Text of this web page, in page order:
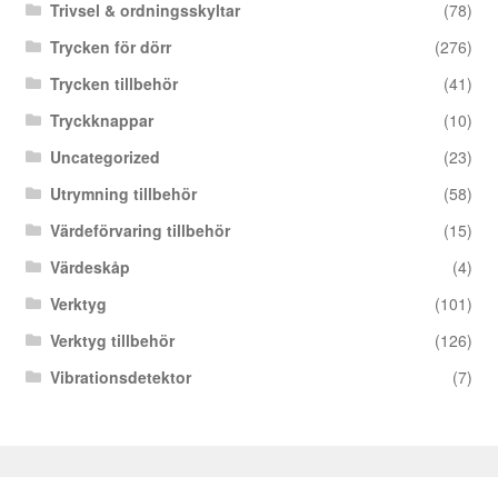
Trivsel & ordningsskyltar
(78)
Trycken för dörr
(276)
Trycken tillbehör
(41)
Tryckknappar
(10)
Uncategorized
(23)
Utrymning tillbehör
(58)
Värdeförvaring tillbehör
(15)
Värdeskåp
(4)
Verktyg
(101)
Verktyg tillbehör
(126)
Vibrationsdetektor
(7)